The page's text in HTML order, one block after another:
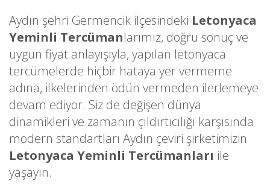
Aydın şehri Germencik ilçesindeki Letonyaca
Yeminli Tercümanlarımız, doğru sonuç ve
uygun fiyat anlayışıyla, yapılan letonyaca
tercümelerde hiçbir hataya yer vermeme
adına, ilkelerinden ödün vermeden ilerlemeye
devam ediyor. Siz de değişen dünya
dinamikleri ve zamanın çıldırtıcılığı karşısında
modern standartları Aydın çeviri şirketimizin
Letonyaca Yeminli Tercümanları ile
yaşayın.